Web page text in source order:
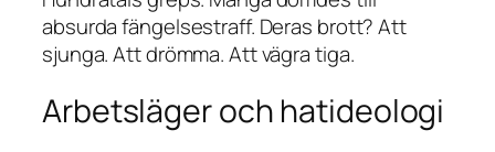
absurda fängelsestraff. Deras brott? Att
sjunga. Att drömma. Att vägra tiga.
Arbetsläger och hatideologi